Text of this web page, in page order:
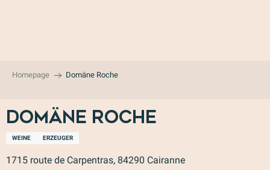
Homepage Domäne Roche
Domäne Roche
WEINE ERZEUGER
1715 route de Carpentras, 84290 Cairanne